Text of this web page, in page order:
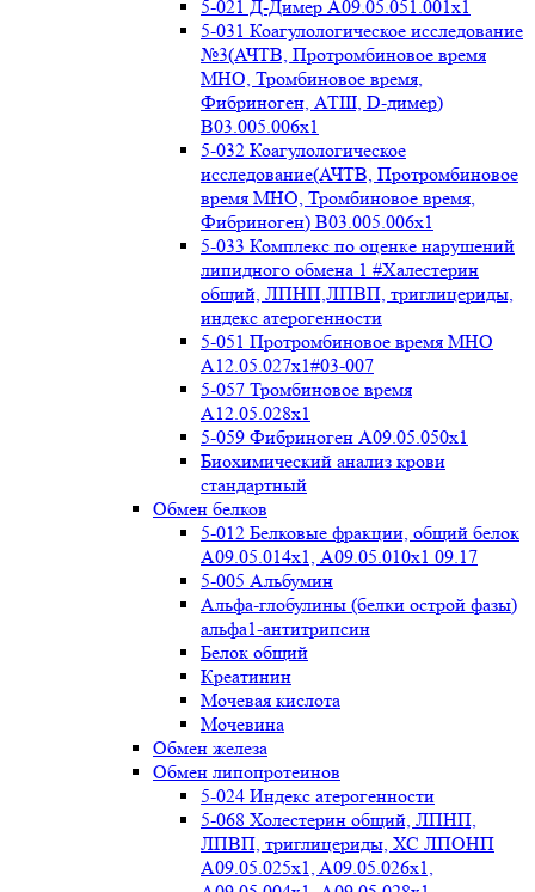
5-021 Д-Димер А09.05.051.001x1
5-031 Коагулологическое исследование
№3(АЧТВ, Протромбиновое время
МНО, Тромбиновое время,
Фибриноген, АТIII, D-димер)
B03.005.006x1
5-032 Коагулологическое
исследование(АЧТВ, Протромбиновое
время МНО, Тромбиновое время,
Фибриноген) B03.005.006x1
5-033 Комплекс по оценке нарушений
липидного обмена 1 #Халестерин
общий, ЛПНП,ЛПВП, триглицериды,
индекс атерогенности
5-051 Протромбиновое время МНО
А12.05.027x1#03-007
5-057 Тромбиновое время
А12.05.028x1
5-059 Фибриноген А09.05.050x1
Биохимический анализ крови
стандартный
Обмен белков
5-012 Белковые фракции, общий белок
А09.05.014х1, А09.05.010х1 09.17
5-005 Альбумин
Альфа-глобулины (белки острой фазы)
альфа1-антитрипсин
Белок общий
Креатинин
Мочевая кислота
Мочевина
Обмен железа
Обмен липопротеинов
5-024 Индекс атерогенности
5-068 Холестерин общий, ЛПНП,
ЛПВП, триглицериды, ХС ЛПОНП
А09.05.025x1, A09.05.026х1,